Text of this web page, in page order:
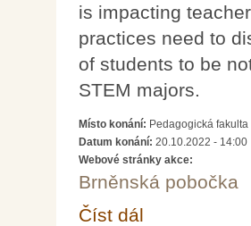
is impacting
practices need to
of students to be
STEM majors.
Místo konání: Pedagogická
Datum konání: 20.10.2022 - 14:00
Webové stránky akce:
Brněnská pobočka
Číst dál